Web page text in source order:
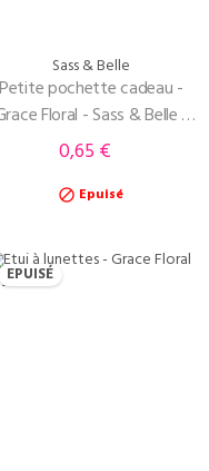
Sass & Belle
Petite pochette cadeau -
Floral - Sass & Belle -
Rose
Prix
0,65 €
 Epuisé
EPUISÉ